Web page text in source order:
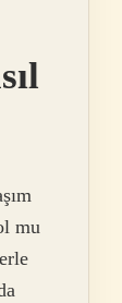
mu